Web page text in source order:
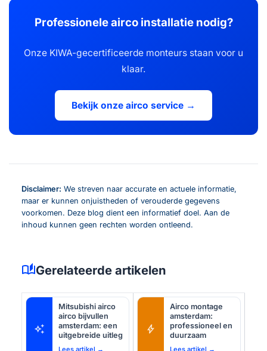
Professionele airco installatie nodig?
Onze KIWA-gecertificeerde monteurs staan voor u
klaar.
Bekijk onze airco service →
Disclaimer: We streven naar accurate en actuele informatie,
maar er kunnen onjuistheden of verouderde gegevens
voorkomen. Deze blog dient een informatief doel. Aan de
inhoud kunnen geen rechten worden ontleend.
auto_storiesGerelateerde artikelen
auto_awesome
Mitsubishi airco
airco bijvullen
amsterdam: een
uitgebreide uitleg
Lees artikel →
bolt
Airco montage
amsterdam:
professioneel en
duurzaam
Lees artikel →